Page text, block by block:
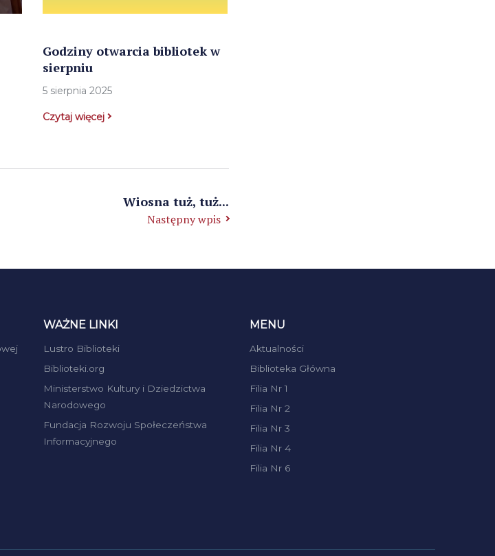
Godziny otwarcia bibliotek w
sierpniu
5 sierpnia 2025
Czytaj więcej
Wiosna tuż, tuż...
Następny wpis
WAŻNE LINKI
Lustro Biblioteki
Biblioteki.org
Ministerstwo Kultury i Dziedzictwa
Narodowego
Fundacja Rozwoju Społeczeństwa
Informacyjnego
MENU
Aktualności
Biblioteka Główna
Filia Nr 1
Filia Nr 2
Filia Nr 3
Filia Nr 4
Filia Nr 6